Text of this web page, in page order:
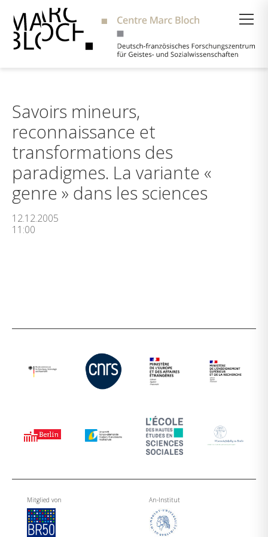
Savoirs mineurs,
reconnaissance et
transformations des
paradigmes. La variante «
genre » dans les sciences
12.12.2005
11:00
Mitglied von An-Institut